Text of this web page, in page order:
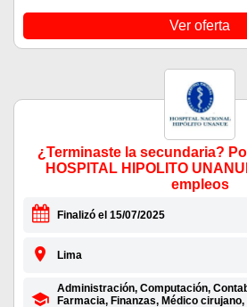
Ver oferta
¿Terminaste la secundaria?
HOSPITAL HIPOLITO
empleos
Finalizó el 15/07/2025
Lima
Administración, Computación,
Farmacia, Finanzas, Médico